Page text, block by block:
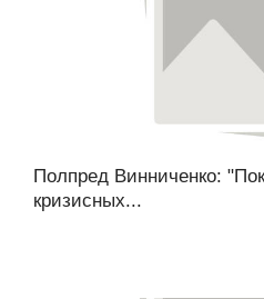
Полпред Винниченко:
кризисных...